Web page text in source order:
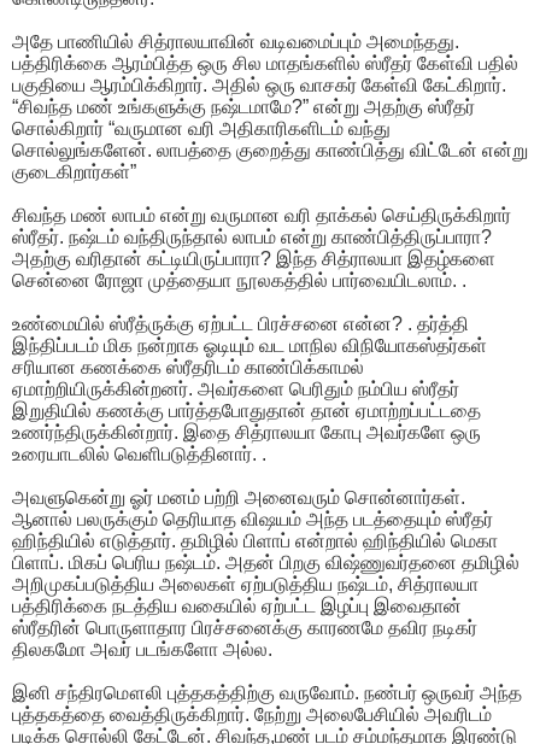
அதே பாணியில் சித்ராலயாவின் வடிவமைப்பும் அமைந்தது.
பத்திரிக்கை ஆரம்பித்த ஒரு சில மாதங்களில் ஸ்ரீதர் கேள்வி பதில்
பகுதியை ஆரம்பிக்கிறார். அதில் ஒரு வாசகர் கேள்வி கேட்கிறார்.
“சிவந்த மண் உங்களுக்கு நஷ்டமாமே?” என்று அதற்கு ஸ்ரீதர்
சொல்கிறார் “வருமான வரி அதிகாரிகளிடம் வந்து
சொல்லுங்களேன். லாபத்தை குறைத்து காண்பித்து விட்டேன் என்று
குடைகிறார்கள்”
சிவந்த மண் லாபம் என்று வருமான வரி தாக்கல் செய்திருக்கிறார்
ஸ்ரீதர். நஷ்டம் வந்திருந்தால் லாபம் என்று காண்பித்திருப்பாரா?
அதற்கு வரிதான் கட்டியிருப்பாரா? இந்த சித்ராலயா இதழ்களை
சென்னை ரோஜா முத்தையா நூலகத்தில் பார்வையிடலாம். .
உண்மையில் ஸ்ரீத்ருக்கு ஏற்பட்ட பிரச்சனை என்ன? . தர்த்தி
இந்திப்படம் மிக நன்றாக ஓடியும் வட மாநில விநியோகஸ்தர்கள்
சரியான கணக்கை ஸ்ரீதரிடம் காண்பிக்காமல்
ஏமாற்றியிருக்கின்றனர். அவர்களை பெரிதும் நம்பிய ஸ்ரீதர்
இறுதியில் கணக்கு பார்த்தபோதுதான் தான் ஏமாற்றப்பட்டதை
உணர்ந்திருக்கின்றார். இதை சித்ராலயா கோபு அவர்களே ஒரு
உரையாடலில் வெளிபடுத்தினார். .
அவளுகென்று ஓர் மனம் பற்றி அனைவரும் சொன்னார்கள்.
ஆனால் பலருக்கும் தெரியாத விஷயம் அந்த படத்தையும் ஸ்ரீதர்
ஹிந்தியில் எடுத்தார். தமிழில் பிளாப் என்றால் ஹிந்தியில் மெகா
பிளாப். மிகப் பெரிய நஷ்டம். அதன் பிறகு விஷ்ணுவர்தனை தமிழில்
அறிமுகப்படுத்திய அலைகள் ஏற்படுத்திய நஷ்டம், சித்ராலயா
பத்திரிக்கை நடத்திய வகையில் ஏற்பட்ட இழப்பு இவைதான்
ஸ்ரீதரின் பொருளாதார பிரச்சனைக்கு காரணமே தவிர நடிகர்
திலகமோ அவர் படங்களோ அல்ல.
இனி சந்திரமௌலி புத்தகத்திற்கு வருவோம். நண்பர் ஒருவர் அந்த
புத்தகத்தை வைத்திருக்கிறார். நேற்று அலைபேசியில் அவரிடம்
படிக்க சொல்லி கேட்டேன். சிவந்த,மண் படம் சம்மந்தமாக இரண்டு